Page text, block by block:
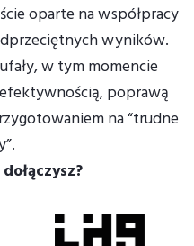
oparte na współpracy
wyników.
w tym momencie
poprawą
na “trudne